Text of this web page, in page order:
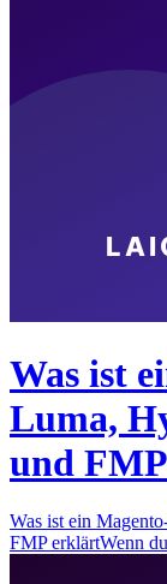
Was ist
Luma,
und
Was ist ein
FMP erklärtWenn